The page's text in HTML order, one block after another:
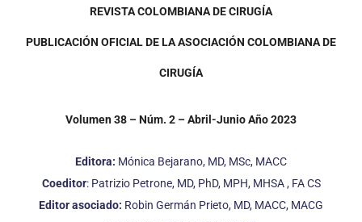
REVISTA COLOMBIANA DE CIRUGÍA
PUBLICACIÓN OFICIAL DE LAASOCIACIÓN COLOMBIANA DE
CIRUGÍA
Volumen 38 – Núm. 2 –Abril-JunioAño 2023
Editora: Mónica Bejarano, MD, MSc, MACC
Coeditor: Patrizio Petrone, MD, PhD, MPH, MHSA , FA CS
Editor asociado: Robin Germán Prieto, MD, MACC, MACG